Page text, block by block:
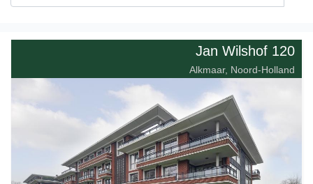
Jan Wilshof 120
Alkmaar, Noord-Holland